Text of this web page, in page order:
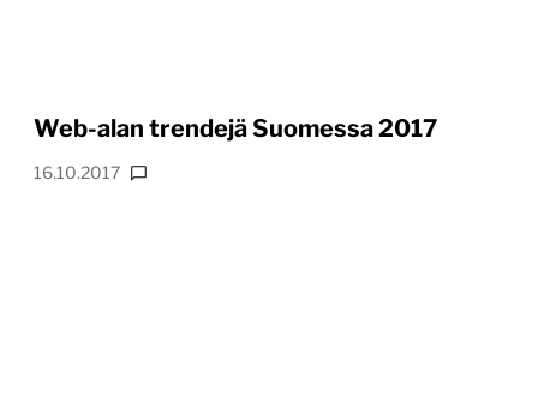
Web-alan trendejä Suomessa 2017
16.10.2017